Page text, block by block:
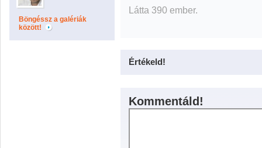
Böngéssz a galériák
között!
Látta 390 ember.
Értékeld!
Kommentáld!